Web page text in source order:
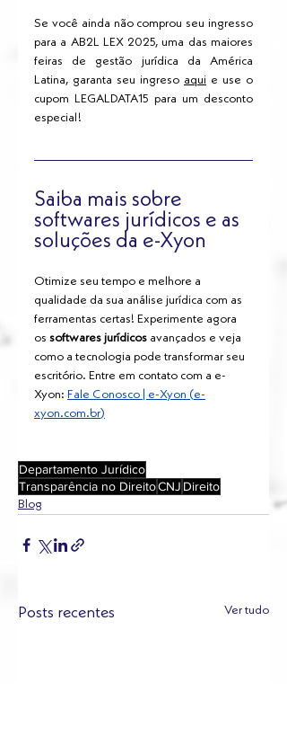
Se você ainda não comprou seu ingresso
para a AB2L LEX 2025, uma das maiores
feiras de gestão jurídica da América
Latina, garanta seu ingreso aqui e use o
cupom
LEGALDATA15 para um desconto
especial!
Saiba mais sobre
softwares jurídicos e as
soluções da e-Xyon
Otimize seu tempo e melhore a
qualidade da sua análise jurídica com as
ferramentas certas! Experimente agora
os softwares jurídicos avançados e veja
como a tecnologia pode transformar seu
escritório. Entre em contato com a e-
Xyon: Fale Conosco | e-Xyon (e-
xyon.com.br)
Departamento Jurídico
Transparência no DireitoCNJ Direito
Blog
Posts recentes Ver tudo